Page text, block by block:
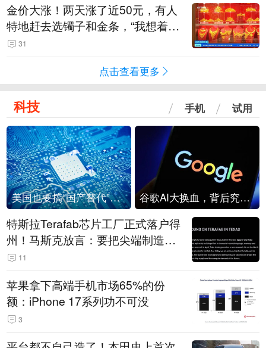
金价大涨！两天涨了近50元，有人
特地赶去选镯子和金条，“我想着买
起来可以保值，小批量进一些货”
31
点击查看更多
科技 手机 试用
美国也要搞“国产替代”？先算清三笔账 谷歌AI大换血，背后究竟发生了什么？
特斯拉Terafab芯片工厂正式落户得
州！马斯克放言：要把尖端制造带
回美国
11
苹果拿下高端手机市场65%的份
额：iPhone 17系列功不可没
3